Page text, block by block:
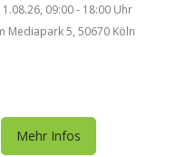
09:00 - 18:00 Uhr
Mediapark 5, 50670 Köln
Mehr Infos